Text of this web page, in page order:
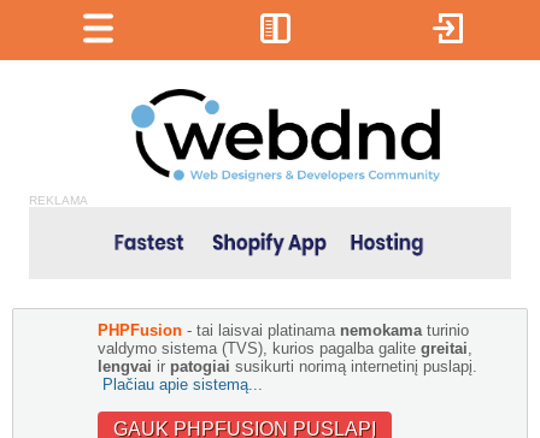
REKLAMA
PHPFusion - tai laisvai platinama nemokama turinio
valdymo sistema (TVS), kurios pagalba galite greitai
lengvai ir patogiai susikurti norimą internetinį puslapį.
Plačiau apie sistemą...
GAUK PHPFUSION PUSLAPĮ